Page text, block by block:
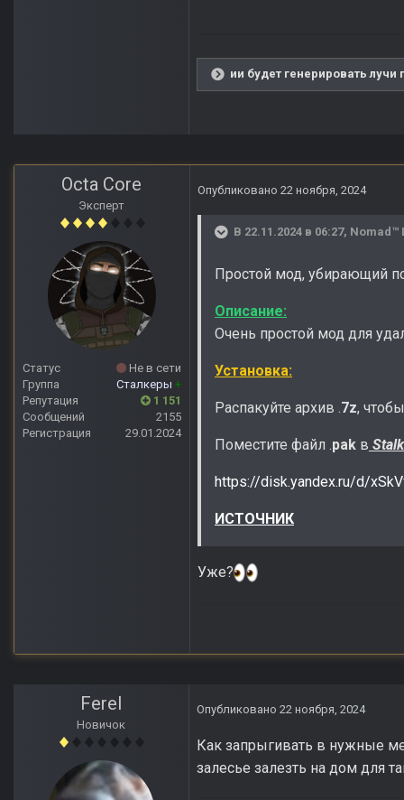
ии будет генерировать
Octa Core
Эксперт
Статус
Не в сети
Группа
Сталкеры +
Репутация
1 151
Сообщений
2155
Регистрация
29.01.2024
Опубликовано 22 ноября, 2024
В 22.11.2024 в 06:27, Nomad™
Простой мод, убирающий
Описание:
Очень простой мод для
Установка:
Распакуйте архив .7z,
Поместите файл .pak в
https://disk.yandex.ru/d/
ИСТОЧНИК
Уже?
Ferel
Новичок
Опубликовано 22 ноября, 2024
Как запрыгивать в нужные
залесье залезть на дом для